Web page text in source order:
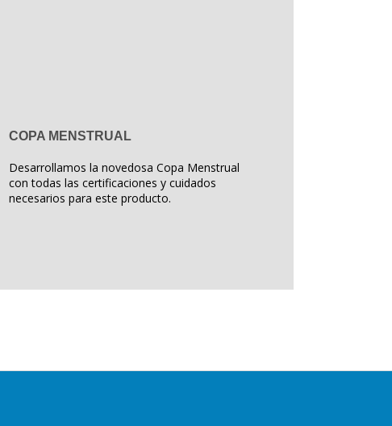
COPA MENSTRUAL
Desarrollamos la novedosa Copa Menstrual
con todas las certificaciones y cuidados
necesarios para este producto.